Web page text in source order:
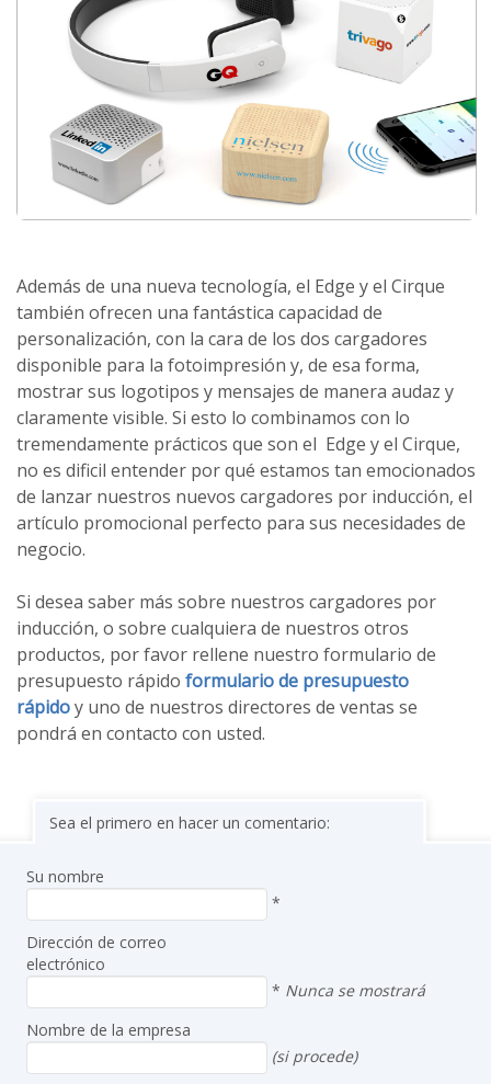
Además de una nueva tecnología, el Edge y el Cirque
también ofrecen una fantástica capacidad de
personalización, con la cara de los dos cargadores
disponible para la fotoimpresión y, de esa forma,
mostrar sus logotipos y mensajes de manera audaz y
claramente visible. Si esto lo combinamos con lo
tremendamente prácticos que son el Edge y el Cirque,
no es dificil entender por qué estamos tan emocionados
de lanzar nuestros nuevos cargadores por inducción, el
artículo promocional perfecto para sus necesidades de
negocio.
Si desea saber más sobre nuestros cargadores por
inducción, o sobre cualquiera de nuestros otros
productos, por favor rellene nuestro formulario de
presupuesto rápido formulario de presupuesto
rápidoy uno de nuestros directores de ventas se
pondrá en contacto con usted.
Sea el primero en hacer un comentario:
Su nombre
*
Dirección de correo
electrónico
* Nunca se mostrará
Nombre de la empresa
(si procede)